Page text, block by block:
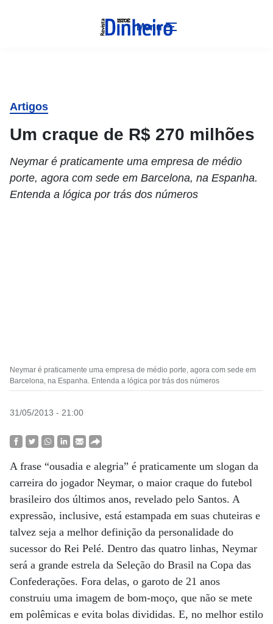
Menu
Artigos
Um craque de R$ 270 milhões
Neymar é praticamente uma empresa de médio
porte, agora com sede em Barcelona, na Espanha.
Entenda a lógica por trás dos números
Neymar é praticamente uma empresa de médio porte, agora com sede em
Barcelona, na Espanha. Entenda a lógica por trás dos números
31/05/2013 - 21:00
A frase “ousadia e alegria” é praticamente um slogan da
carreira do jogador Neymar, o maior craque do futebol
brasileiro dos últimos anos, revelado pelo Santos. A
expressão, inclusive, está estampada em suas chuteiras e
talvez seja a melhor definição da personalidade do
sucessor do Rei Pelé. Dentro das quatro linhas, Neymar
será a grande estrela da Seleção do Brasil na Copa das
Confederações. Fora delas, o garoto de 21 anos
construiu uma imagem de bom-moço, que não se mete
em polêmicas e evita bolas divididas. E, no melhor estilo